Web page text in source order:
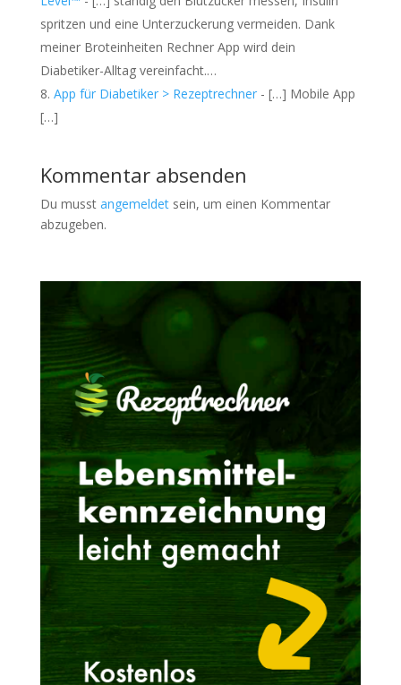
spritzen und eine Unterzuckerung vermeiden. Dank
meiner Broteinheiten Rechner App wird dein
Diabetiker-Alltag vereinfacht.…
App für Diabetiker > Rezeptrechner- […] Mobile App
[…]
Kommentar absenden
Du musst angemeldetsein, um einen Kommentar
abzugeben.